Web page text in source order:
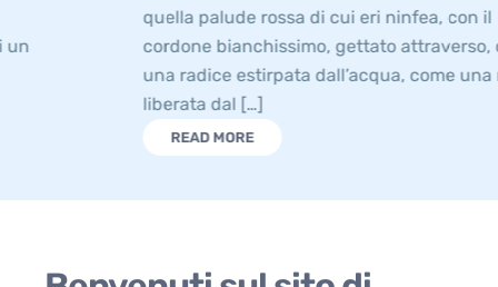
quella palude rossa di cui eri ninfea, con il
cordone bianchissimo, gettato attraverso, come
una radice estirpata dall’acqua, come una radice
liberata dal […]